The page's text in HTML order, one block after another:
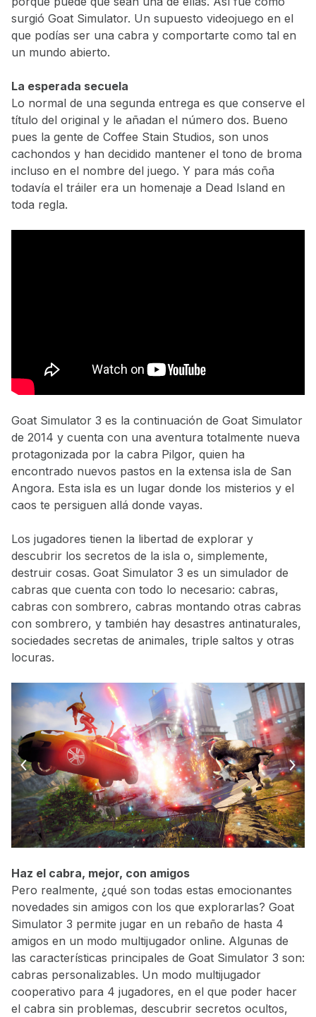
surgió Goat Simulator. Un supuesto videojuego en el
que podías ser una cabra y comportarte como tal en
un mundo abierto.
La esperada secuela
Lo normal de una segunda entrega es que conserve el
título del original y le añadan el número dos. Bueno
pues la gente de Coffee Stain Studios, son unos
cachondos y han decidido mantener el tono de broma
incluso en el nombre del juego. Y para más coña
todavía el tráiler era un homenaje a Dead Island en
toda regla.
Goat Simulator 3 es la continuación de Goat Simulator
de 2014 y cuenta con una aventura totalmente nueva
protagonizada por la cabra Pilgor, quien ha
encontrado nuevos pastos en la extensa isla de San
Angora. Esta isla es un lugar donde los misterios y el
caos te persiguen allá donde vayas.
Los jugadores tienen la libertad de explorar y
descubrir los secretos de la isla o, simplemente,
destruir cosas. Goat Simulator 3 es un simulador de
cabras que cuenta con todo lo necesario: cabras,
cabras con sombrero, cabras montando otras cabras
con sombrero, y también hay desastres antinaturales,
sociedades secretas de animales, triple saltos y otras
locuras.
Haz el cabra, mejor, con amigos
Pero realmente, ¿qué son todas estas emocionantes
novedades sin amigos con los que explorarlas? Goat
Simulator 3 permite jugar en un rebaño de hasta 4
amigos en un modo multijugador online. Algunas de
las características principales de Goat Simulator 3 son:
cabras personalizables. Un modo multijugador
cooperativo para 4 jugadores, en el que poder hacer
el cabra sin problemas, descubrir secretos ocultos,